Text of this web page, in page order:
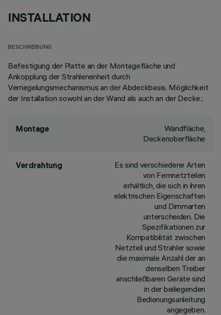
INSTALLATION
BESCHREIBUNG
Befestigung der Platte an der Montagefläche und
Ankopplung der Strahlereinheit durch
Verriegelungsmechanismus an der Abdeckbasis. Möglichkeit
der Installation sowohl an der Wand als auch an der Decke.;
Montage
Wandfläche,
Deckenoberfläche
Verdrahtung
Es sind verschiedene Arten
von Fernnetzteilen
erhältlich, die sich in ihren
elektrischen Eigenschaften
und Dimmarten
unterscheiden. Die
Spezifikationen zur
Kompatibilität zwischen
Netzteil und Strahler sowie
die maximale Anzahl der an
denselben Treiber
anschließbaren Geräte sind
in der beiliegenden
Bedienungsanleitung
angegeben.